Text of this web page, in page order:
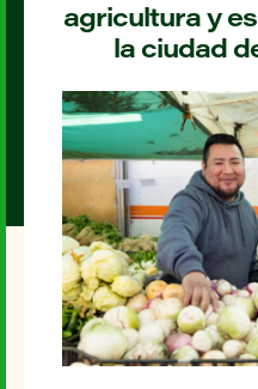
agricultura y
la ciudad